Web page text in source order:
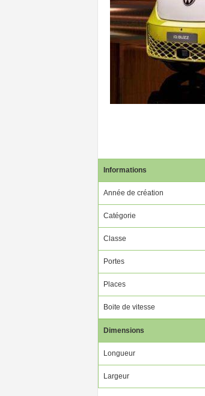
Informations
Année de création
Catégorie
Classe
Portes
Places
Boite de vitesse
Dimensions
Longueur
Largeur